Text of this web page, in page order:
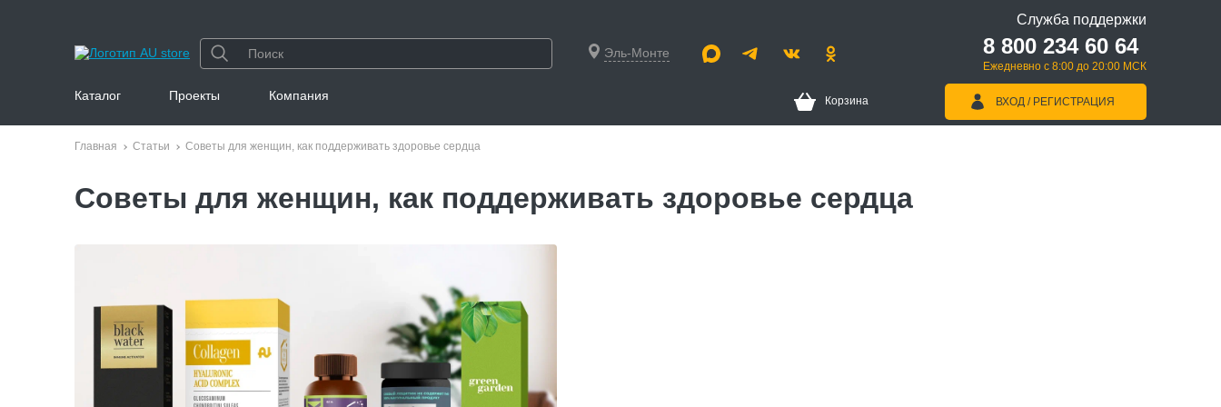
Эль-Монте
Служба поддержки
8 800 234 60 64
Ежедневно с 8:00 до 20:00 МСК
Каталог Проекты Компания Корзина ВХОД / РЕГИСТРАЦИЯ
Главная Статьи Советы для женщин, как поддерживать здоровье сердца
Советы для женщин, как поддерживать здоровье сердца